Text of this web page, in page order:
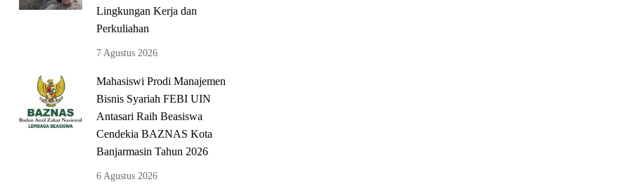
Lingkungan Kerja dan
Perkuliahan
7 Agustus 2026
Mahasiswi Prodi Manajemen
Bisnis Syariah FEBI UIN
Antasari Raih Beasiswa
Cendekia BAZNAS Kota
Banjarmasin Tahun 2026
6 Agustus 2026